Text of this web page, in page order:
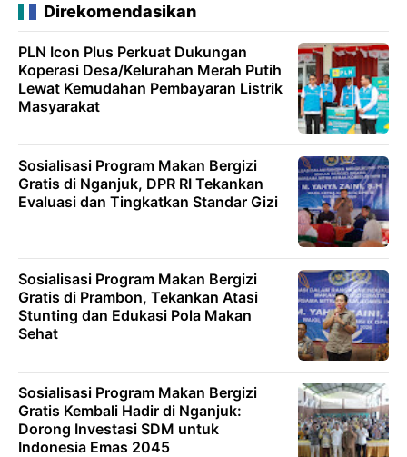
Direkomendasikan
PLN Icon Plus Perkuat Dukungan
Koperasi Desa/Kelurahan Merah Putih
Lewat Kemudahan Pembayaran Listrik
Masyarakat
Sosialisasi Program Makan Bergizi
Gratis di Nganjuk, DPR RI Tekankan
Evaluasi dan Tingkatkan Standar Gizi
Sosialisasi Program Makan Bergizi
Gratis di Prambon, Tekankan Atasi
Stunting dan Edukasi Pola Makan
Sehat
Sosialisasi Program Makan Bergizi
Gratis Kembali Hadir di Nganjuk:
Dorong Investasi SDM untuk
Indonesia Emas 2045